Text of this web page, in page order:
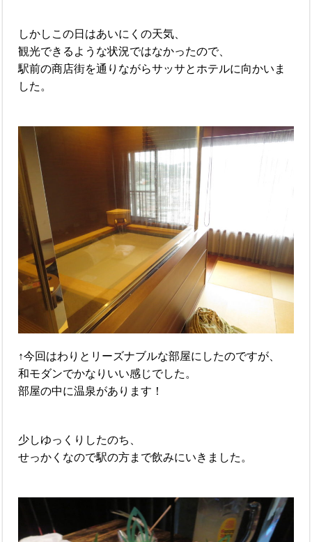
しかしこの日はあいにくの天気、
観光できるような状況ではなかったので、
駅前の商店街を通りながらサッサとホテルに向かいま
した。
↑今回はわりとリーズナブルな部屋にしたのですが、
和モダンでかなりいい感じでした。
部屋の中に温泉があります！
少しゆっくりしたのち、
せっかくなので駅の方まで飲みにいきました。